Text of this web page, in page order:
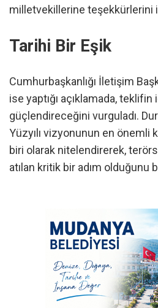
milletvekillerine teşekkürlerini
Tarihi Bir Eşik
Cumhurbaşkanlığı İletişim
ise yaptığı açıklamada,
güçlendireceğini vurguladı.
Yüzyılı vizyonunun en önemli
biri olarak nitelendirerek,
atılan kritik bir adım olduğunu